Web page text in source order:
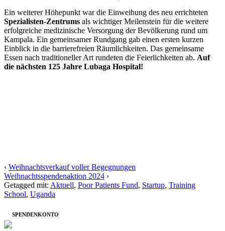
Ein weiterer Höhepunkt war die Einweihung des neu errichteten
Spezialisten-Zentrums als wichtiger Meilenstein für die weitere
erfolgreiche medizinische Versorgung der Bevölkerung rund um
Kampala. Ein gemeinsamer Rundgang gab einen ersten kurzen
Einblick in die barrierefreien Räumlichkeiten. Das gemeinsame
Essen nach traditioneller Art rundeten die Feierlichkeiten ab. Auf
die nächsten 125 Jahre Lubaga Hospital!
‹ Weihnachtsverkauf voller Begegnungen
Weihnachtsspendenaktion 2024 ›
Getagged mit: Aktuell, Poor Patients Fund, Startup, Training
School, Uganda
SPENDENKONTO